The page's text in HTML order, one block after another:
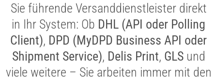
Sie führende Versanddienstleister direkt
in Ihr System: Ob DHL (API oder Polling
Client), DPD (MyDPD Business API oder
Shipment Service), Delis Print, GLSund
viele weitere – Sie arbeiten immer mit den